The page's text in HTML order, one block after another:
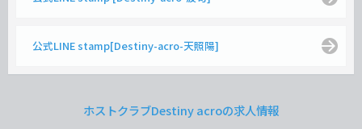
公式LINE stamp[Destiny-acro-天照陽]
ホストクラブDestiny acroの求人情報